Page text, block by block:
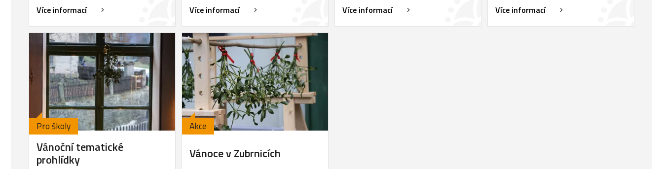
Více informací Více informací Více informací
Více informací
Pro školy
Vánoční tematické
prohlídky
Akce
Vánoce v Zubrnicích